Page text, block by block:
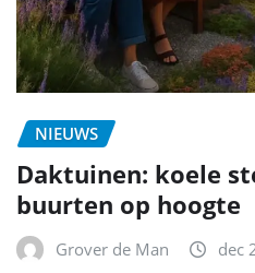
NIEUWS
Daktuinen: koele
buurten op hoogte
Grover de Man dec